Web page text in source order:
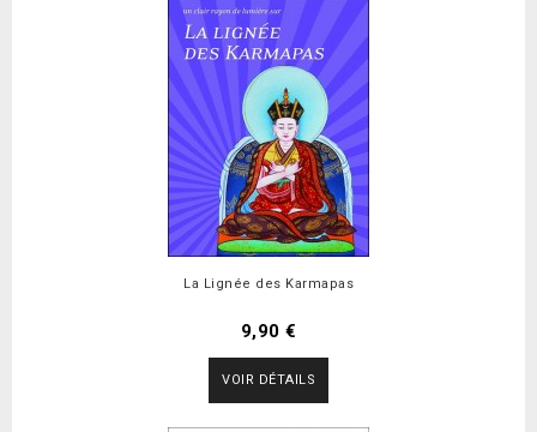
La Lignée des Karmapas
9,90 €
VOIR DÉTAILS